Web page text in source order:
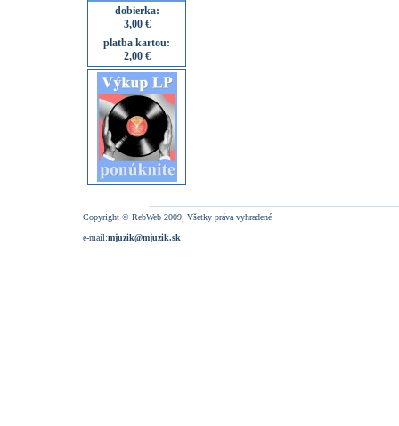
dobierka:
3,00 €
platba kartou:
2,00 €
Copyright © RebWeb 2009; Všetky práva vyhradené
e-mail:mjuzik@mjuzik.sk